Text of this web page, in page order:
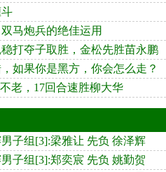
马炮兵的绝佳运用
打夺子取胜，金松先胜苗永鹏
如果你是黑方，你会怎么走？
老，17回合速胜柳大华
子组[3]:梁雅让 先负 徐泽辉
子组[3]:郑奕宸 先负 姚勤贺